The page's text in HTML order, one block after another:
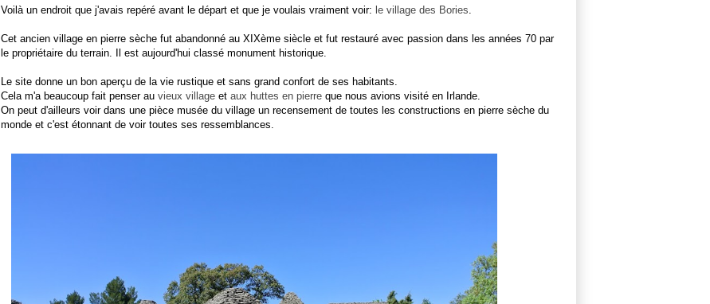
Voilà un endroit que j'avais repéré avant le départ et que je voulais vraiment voir: le village des Bories
Cet ancien village en pierre sèche fut abandonné au XIXème siècle et fut restauré avec passion dans les années 70 par
le propriétaire du terrain. Il est aujourd'hui classé monument historique.
Le site donne un bon aperçu de la vie rustique et sans grand confort de ses habitants.
Cela m'a beaucoup fait penser au vieux village et aux huttes en pierre que nous avions visité en Irlande.
On peut d'ailleurs voir dans une pièce musée du village un recensement de toutes les constructions en pierre sèche du
monde et c'est étonnant de voir toutes ses ressemblances.